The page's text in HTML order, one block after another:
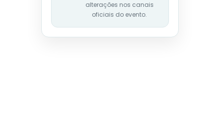
alterações nos canais
oficiais do evento.